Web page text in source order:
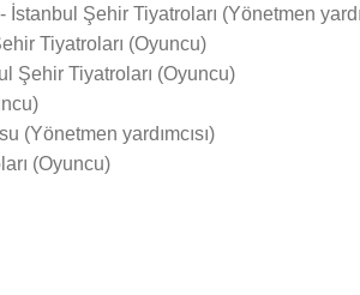
- İstanbul Şehir Tiyatroları (Yönetmen
Tiyatroları (Oyuncu)
Şehir Tiyatroları (Oyuncu)
(Yönetmen yardımcısı)
(Oyuncu)